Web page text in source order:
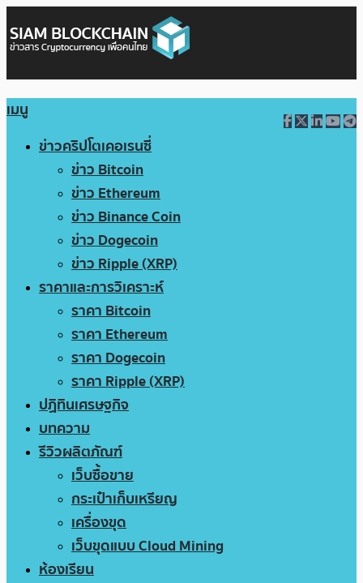
เมนู
ข่าวคริปโตเคอเรนซี่
ข่าว Bitcoin
ข่าว Ethereum
ข่าว Binance Coin
ข่าว Dogecoin
ข่าว Ripple (XRP)
ราคาและการวิเคราะห์
ราคา Bitcoin
ราคา Ethereum
ราคา Dogecoin
ราคา Ripple (XRP)
ปฏิทินเศรษฐกิจ
บทความ
รีวิวผลิตภัณฑ์
เว็บซื้อขาย
กระเป๋าเก็บเหรียญ
เครื่องขุด
เว็บขุดแบบ Cloud Mining
ห้องเรียน